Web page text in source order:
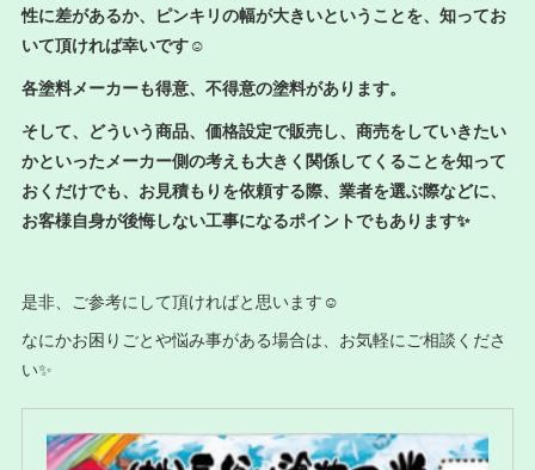
性に差があるか、ピンキリの幅が大きいということを、知ってお
いて頂ければ幸いです☺️
各塗料メーカーも得意、不得意の塗料があります。
そして、どういう商品、価格設定で販売し、商売をしていきたい
かといったメーカー側の考えも大きく関係してくることを知って
おくだけでも、お見積もりを依頼する際、業者を選ぶ際などに、
お客様自身が後悔しない工事になるポイントでもあります✨
是非、ご参考にして頂ければと思います☺️
なにかお困りごとや悩み事がある場合は、お気軽にご相談くださ
い✨